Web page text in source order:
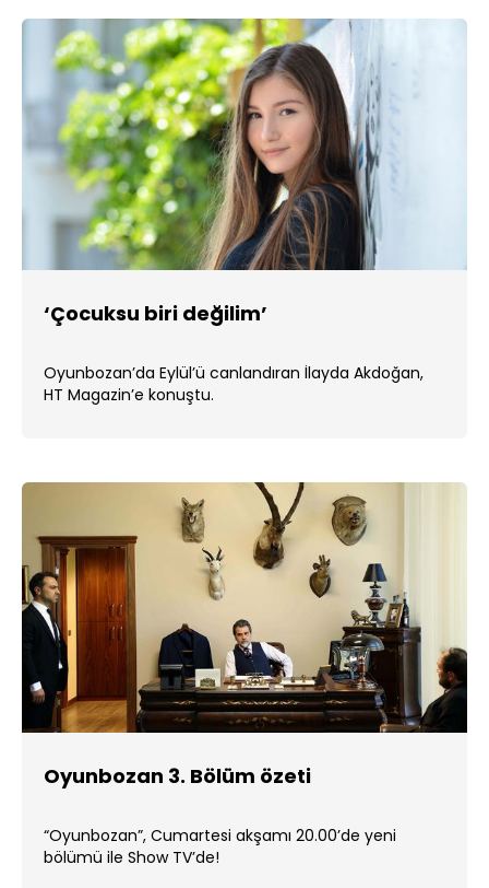
‘Çocuksu biri değilim’
Oyunbozan’da Eylül’ü canlandıran İlayda Akdoğan,
HT Magazin’e konuştu.
Oyunbozan 3. Bölüm özeti
“Oyunbozan”, Cumartesi akşamı 20.00’de yeni
bölümü ile Show TV’de!